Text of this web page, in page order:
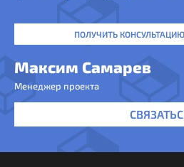
ПОЛУЧИТЬ
Максим Самарев
Менеджер проекта